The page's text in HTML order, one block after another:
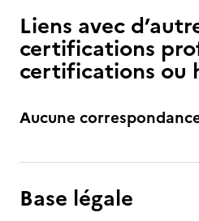
Liens avec
certifications
certifications ou
Aucune
Base légale